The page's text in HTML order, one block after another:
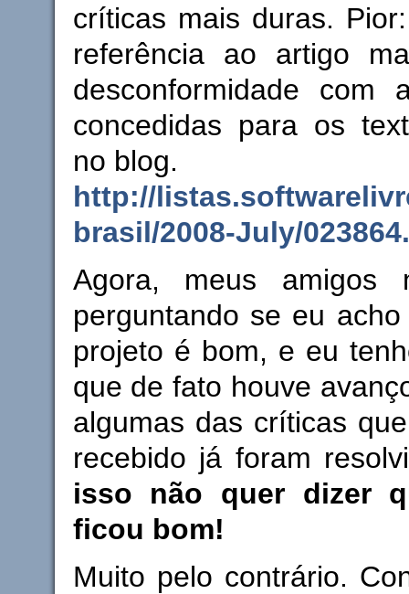
críticas mais duras.
referência ao artigo
desconformidade com
concedidas para os
no blog.
http://
brasil/2008-July/
Agora, meus amigos
perguntando se eu
projeto é bom, e eu
que de fato houve
algumas das críticas
recebido já foram
isso não quer dizer
ficou bom!
Muito pelo contrário.